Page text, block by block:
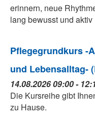
erinnern, neue
lang bewusst und
Pflegegrundkurs -
und Lebensalltag-
14.08.2026 09:00 -
Die Kursreihe gibt
zu Hause.